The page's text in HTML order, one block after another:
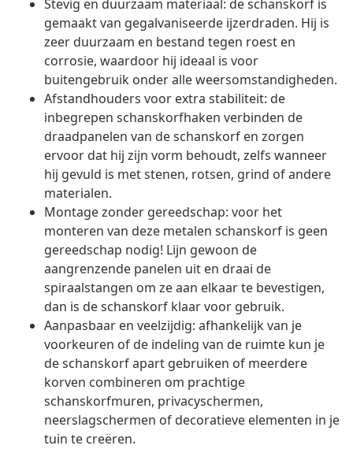
Stevig en duurzaam materiaal: de schanskorf is
gemaakt van gegalvaniseerde ijzerdraden. Hij is
zeer duurzaam en bestand tegen roest en
corrosie, waardoor hij ideaal is voor
buitengebruik onder alle weersomstandigheden.
Afstandhouders voor extra stabiliteit: de
inbegrepen schanskorfhaken verbinden de
draadpanelen van de schanskorf en zorgen
ervoor dat hij zijn vorm behoudt, zelfs wanneer
hij gevuld is met stenen, rotsen, grind of andere
materialen.
Montage zonder gereedschap: voor het
monteren van deze metalen schanskorf is geen
gereedschap nodig! Lijn gewoon de
aangrenzende panelen uit en draai de
spiraalstangen om ze aan elkaar te bevestigen,
dan is de schanskorf klaar voor gebruik.
Aanpasbaar en veelzijdig: afhankelijk van je
voorkeuren of de indeling van de ruimte kun je
de schanskorf apart gebruiken of meerdere
korven combineren om prachtige
schanskorfmuren, privacyschermen,
neerslagschermen of decoratieve elementen in je
tuin te creëren.